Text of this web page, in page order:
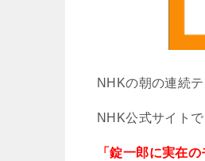
NHKの朝の連続
NHK公式サイトで
「錠一郎に実在